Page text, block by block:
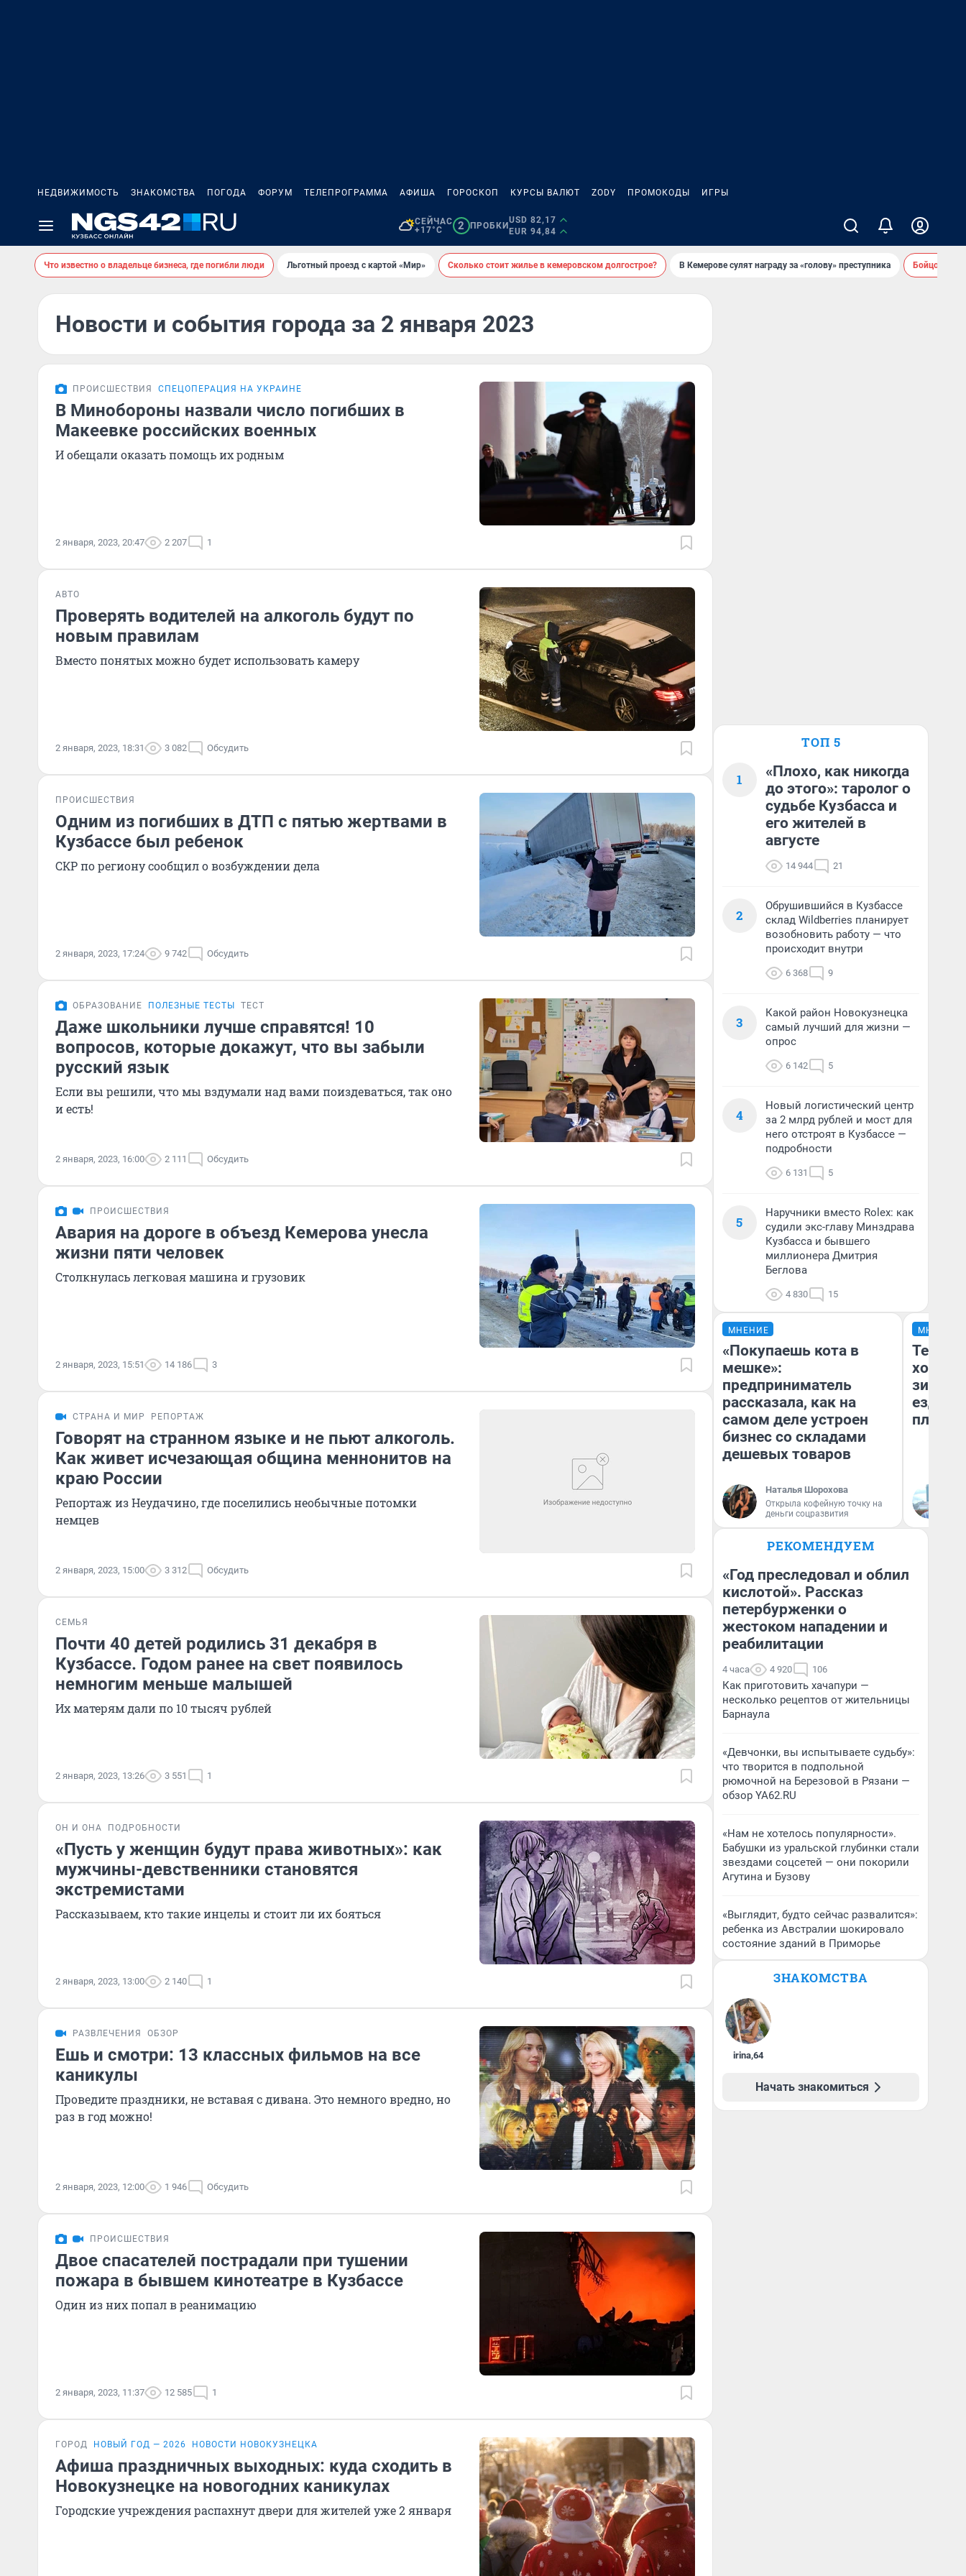
НЕДВИЖИМОСТЬ ЗНАКОМСТВА ПОГОДА ФОРУМ ТЕЛЕПРОГРАММА АФИША ГОРОСКОП КУРСЫ ВАЛЮТ ZODY ПРОМОКОДЫ ИГРЫ
СЕЙЧАС
+17°C
2 ПРОБКИ
USD 82,17
EUR 94,84
Что известно о владельце бизнеса, где погибли люди Льготный проезд с картой «Мир» Сколько стоит жилье в кемеровском долгострое? В Кемерове сулят награду за «голову» преступника Бойцовский
Новости и события города за 2 января 2023
ПРОИСШЕСТВИЯ СПЕЦОПЕРАЦИЯ НА УКРАИНЕ
В Минобороны назвали число погибших в
Макеевке российских военных
И обещали оказать помощь их родным
2 января, 2023, 20:47 2 207 1
АВТО
Проверять водителей на алкоголь будут по
новым правилам
Вместо понятых можно будет использовать камеру
2 января, 2023, 18:31 3 082 Обсудить
ПРОИСШЕСТВИЯ
Одним из погибших в ДТП с пятью жертвами в
Кузбассе был ребенок
СКР по региону сообщил о возбуждении дела
2 января, 2023, 17:24 9 742 Обсудить
ОБРАЗОВАНИЕ ПОЛЕЗНЫЕ ТЕСТЫ ТЕСТ
Даже школьники лучше справятся! 10
вопросов, которые докажут, что вы забыли
русский язык
Если вы решили, что мы вздумали над вами поиздеваться, так оно
и есть!
2 января, 2023, 16:00 2 111 Обсудить
ПРОИСШЕСТВИЯ
Авария на дороге в объезд Кемерова унесла
жизни пяти человек
Столкнулась легковая машина и грузовик
2 января, 2023, 15:51 14 186 3
СТРАНА И МИР РЕПОРТАЖ
Говорят на странном языке и не пьют алкоголь.
Как живет исчезающая община меннонитов на
краю России
Репортаж из Неудачино, где поселились необычные потомки
немцев
2 января, 2023, 15:00 3 312 Обсудить
СЕМЬЯ
Почти 40 детей родились 31 декабря в
Кузбассе. Годом ранее на свет появилось
немногим меньше малышей
Их матерям дали по 10 тысяч рублей
2 января, 2023, 13:26 3 551 1
ОН И ОНА ПОДРОБНОСТИ
«Пусть у женщин будут права животных»: как
мужчины-девственники становятся
экстремистами
Рассказываем, кто такие инцелы и стоит ли их бояться
2 января, 2023, 13:00 2 140 1
РАЗВЛЕЧЕНИЯ ОБЗОР
Ешь и смотри: 13 классных фильмов на все
каникулы
Проведите праздники, не вставая с дивана. Это немного вредно, но
раз в год можно!
2 января, 2023, 12:00 1 946 Обсудить
ПРОИСШЕСТВИЯ
Двое спасателей пострадали при тушении
пожара в бывшем кинотеатре в Кузбассе
Один из них попал в реанимацию
2 января, 2023, 11:37 12 585 1
ГОРОД НОВЫЙ ГОД — 2026 НОВОСТИ НОВОКУЗНЕЦКА
Афиша праздничных выходных: куда сходить в
Новокузнецке на новогодних каникулах
Городские учреждения распахнут двери для жителей уже 2 января
ТОП 5
1
«Плохо, как никогда
до этого»: таролог о
судьбе Кузбасса и
его жителей в
августе
14 944 21
2
Обрушившийся в Кузбассе
склад Wildberries планирует
возобновить работу — что
происходит внутри
6 368 9
3
Какой район Новокузнецка
самый лучший для жизни —
опрос
6 142 5
4
Новый логистический центр
за 2 млрд рублей и мост для
него отстроят в Кузбассе —
подробности
6 131 5
5
Наручники вместо Rolex: как
судили экс-главу Минздрава
Кузбасса и бывшего
миллионера Дмитрия
Беглова
4 830 15
МНЕНИЕ
«Покупаешь кота в
мешке»:
предприниматель
рассказала, как на
самом деле устроен
бизнес со складами
дешевых товаров
Наталья Шорохова
Открыла кофейную точку на
деньги соцразвития
МНЕНИЕ
Тепло
зимой.
ездит
плюсы
РЕКОМЕНДУЕМ
«Год преследовал и облил
кислотой». Рассказ
петербурженки о
жестоком нападении и
реабилитации
4 часа 4 920 106
Как приготовить хачапури —
несколько рецептов от жительницы
Барнаула
«Девчонки, вы испытываете судьбу»:
что творится в подпольной
рюмочной на Березовой в Рязани —
обзор YA62.RU
«Нам не хотелось популярности».
Бабушки из уральской глубинки стали
звездами соцсетей — они покорили
Агутина и Бузову
«Выглядит, будто сейчас развалится»:
ребенка из Австралии шокировало
состояние зданий в Приморье
ЗНАКОМСТВА
irina,64
Начать знакомиться